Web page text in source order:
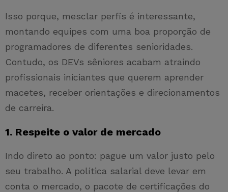
Isso porque, mesclar perfis é interessante,
montando equipes com uma boa proporção de
programadores de diferentes senioridades.
Contudo, os DEVs sêniores acabam atraindo
profissionais iniciantes que querem aprender
macetes, receber orientações e direcionamentos
de carreira.
1. Respeite o valor de mercado
Indo direto ao ponto: pague um valor justo pelo
seu trabalho. A política salarial deve levar em
conta o mercado, o pacote de certificações do